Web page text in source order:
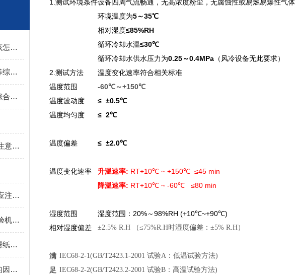
温湿度试验箱试验时温湿度不均匀该怎么办呢？
新能源电动汽车温度、湿度、振动等综合环境试验系统新款上市
新款新能源电动汽车温湿度振动三综合试验系统上市
JOOWAY恒温恒湿试验机安装过程注意事项
JOOWAY恒温恒湿试验机安装过程应注意哪些问题
中国台湾巨为JOOWAY恒温恒湿试验机安装过程应注意哪些问题
瓦楞芯纸、箱纸板、瓦楞纸板及瓦楞纸箱检测仪及检测标准介绍
导致温湿度试验箱箱内温度不均匀的因素有哪些？
1.测试环境条件
2.测试方法
设备四周气流畅通，无高浓度粉尘，无腐蚀性或易燃易爆性气体
环境温度为5～35℃
相对湿度≤85%RH
循环冷却水温≤30℃
循环冷却水供水压力为0.25～0.4MPa （风冷设备无此要求）
温度变化速率符合相关标准
温度范围
-60℃～+150℃
温度波动度
≤ ±0.5℃
温度均匀度
≤ 2℃
温度偏差 ≤ ±2.0℃
温度变化速率 升温速率: RT+10℃ ~ +150℃ ≤45 min
降温速率: RT+10℃ ~ -60℃ ≤80 min
湿度范围
湿度范围：20%～98%RH (+10℃~+90℃)
相对湿度偏差
±2.5% R.H （≤75%R.H时湿度偏差：±5% R.H）
满
足
IEC68-2-1(GB/T2423.1-2001 试验A：低温试验方法)
IEC68-2-2(GB/T2423.2-2001 试验B：高温试验方法)